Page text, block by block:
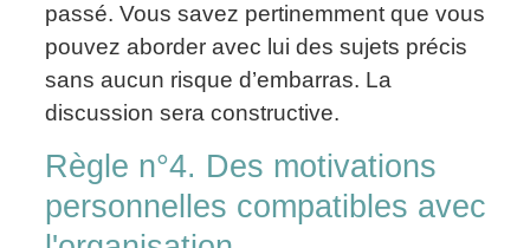
passé. Vous savez pertinemment que vous
pouvez aborder avec lui des sujets précis
sans aucun risque d’embarras. La
discussion sera constructive.
Règle n°4. Des motivations
personnelles compatibles avec